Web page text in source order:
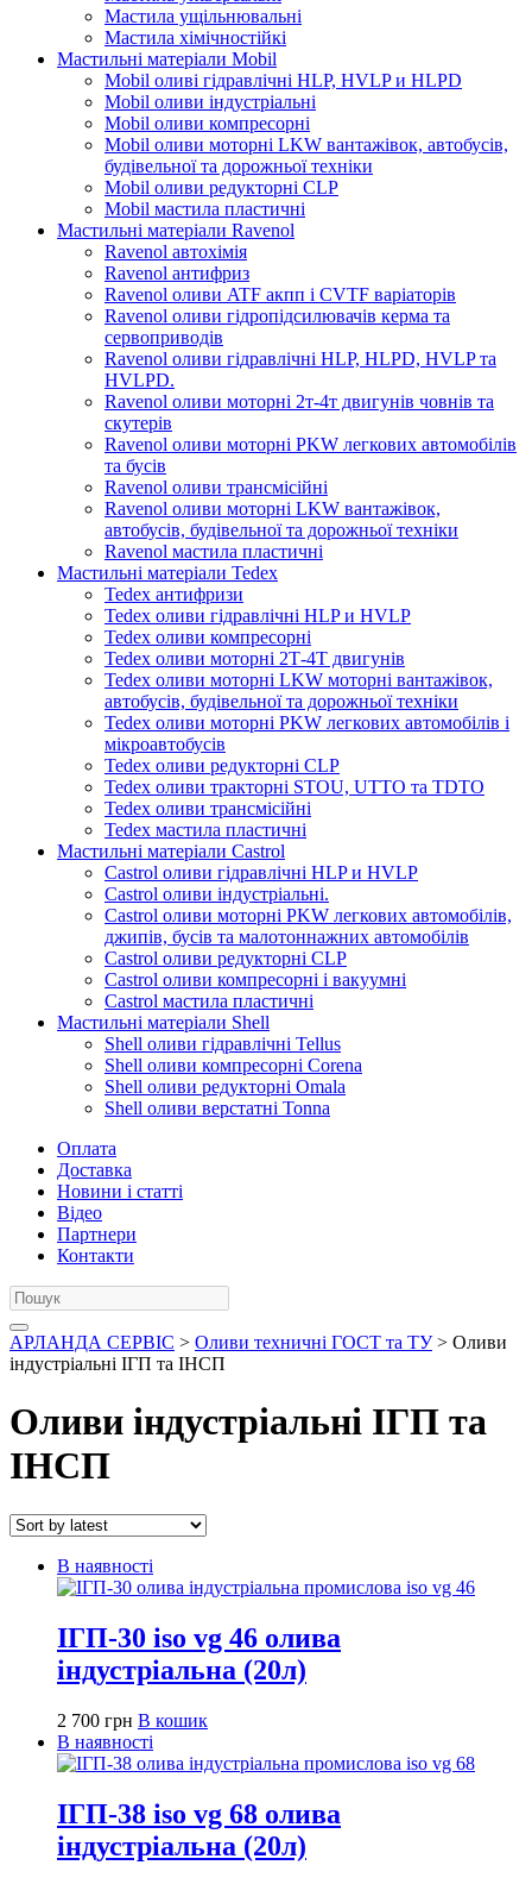
Мастила ущільнювальні
Мастила хімічностійкі
Мастильні матеріали Mobil
Mobil оливі гідравлічні HLP, HVLP и HLPD
Mobil оливи індустріальні
Mobil оливи компресорні
Mobil оливи моторні LKW вантажівок, автобусів,
будівельної та дорожньої техніки
Mobil оливи редукторні CLP
Mobil мастила пластичні
Мастильні матеріали Ravenol
Ravenol автохімія
Ravenol антифриз
Ravenol оливи ATF акпп і CVTF варіаторів
Ravenol оливи гідропідсилювачів керма та
сервоприводів
Ravenol оливи гідравлічні HLP, HLPD, HVLP та
HVLPD.
Ravenol оливи моторні 2т-4т двигунів човнів та
скутерів
Ravenol оливи моторні PKW легкових автомобілів
та бусів
Ravenol оливи трансмісійні
Ravenol оливи моторні LKW вантажівок,
автобусів, будівельної та дорожньої техніки
Ravenol мастила пластичні
Мастильні матеріали Tedex
Tedex антифризи
Tedex оливи гідравлічні HLP и HVLP
Tedex оливи компресорні
Tedex оливи моторні 2Т-4Т двигунів
Tedex оливи моторні LKW моторні вантажівок,
автобусів, будівельної та дорожньої техніки
Tedex оливи моторні PKW легкових автомобілів і
мікроавтобусів
Tedex оливи редукторні CLP
Tedex оливи тракторні STOU, UTTO та TDTO
Tedex оливи трансмісійні
Tedex мастила пластичні
Мастильні матеріали Castrol
Castrol оливи гідравлічні HLP и HVLP
Castrol оливи індустріальні.
Castrol оливи моторні PKW легкових автомобілів,
джипів, бусів та малотоннажних автомобілів
Castrol оливи редукторні CLP
Castrol оливи компресорні і вакуумні
Castrol мастила пластичні
Мастильні матеріали Shell
Shell оливи гідравлічні Tellus
Shell оливи компресорні Corena
Shell оливи редукторні Omala
Shell оливи верстатні Tonna
Оплата
Доставка
Новини і статті
Відео
Партнери
Контакти
АРЛАНДА СЕРВІС > Оливи техничні ГОСТ та ТУ> Оливи
індустріальні ІГП та ІНСП
Оливи індустріальні ІГП та
ІНСП
В наявності
ІГП-30 iso vg 46 олива
індустріальна (20л)
2 700 грн В кошик
В наявності
ІГП-38 iso vg 68 олива
індустріальна (20л)